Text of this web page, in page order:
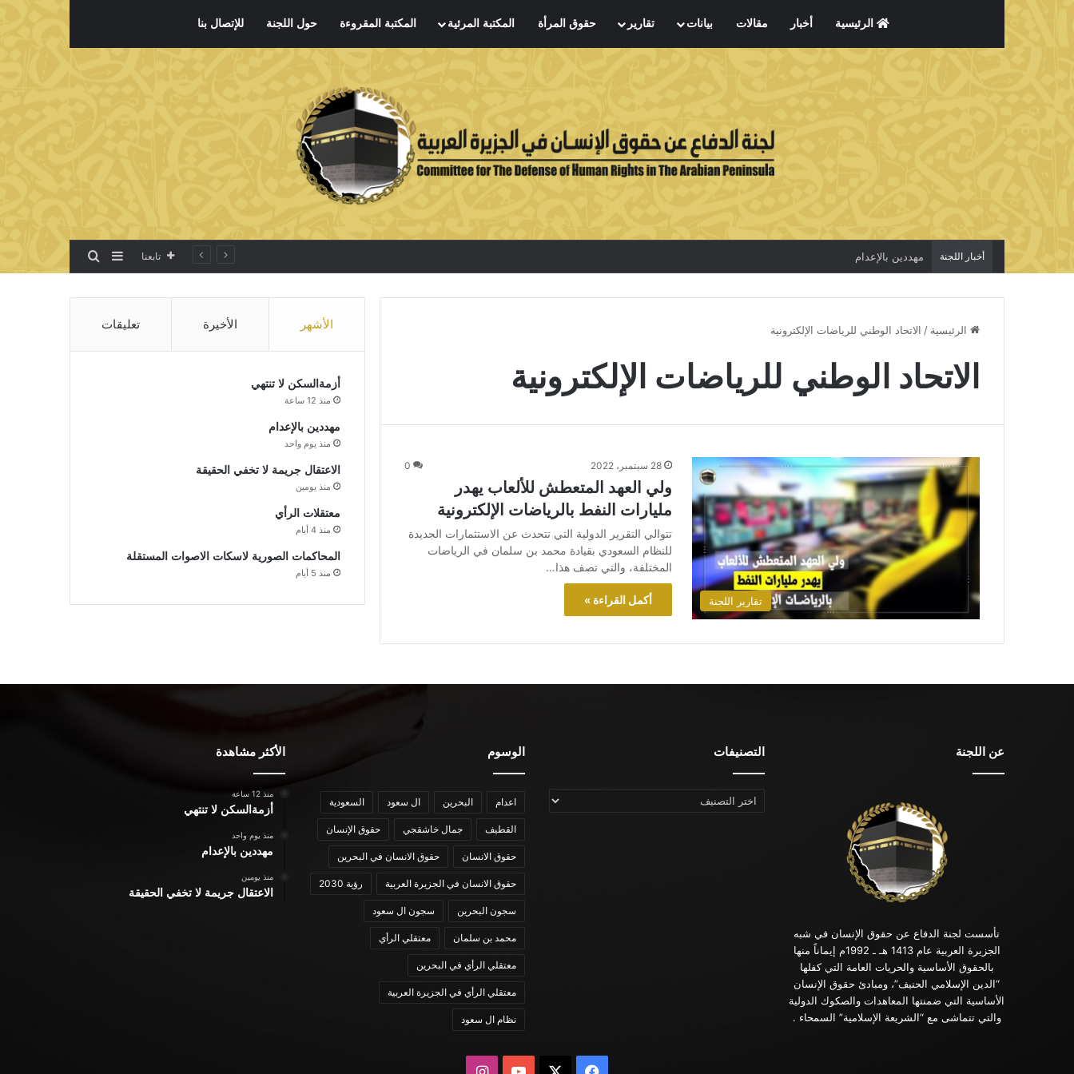
الرئيسية أخبار مقالات بيانات تقارير حقوق المرأة المكتبة المرئية المكتبة المقروءة حول اللجنة للإتصال بنا
أخبار اللجنة مهددين بالإعدام تابعنا إضافة عمود جانبي
بحث عن
الرئيسية / الاتحاد الوطني للرياضات الإلكترونية
الاتحاد الوطني للرياضات الإلكترونية
تقارير اللجنة
28 سبتمبر، 2022 0
ولي العهد المتعطش للألعاب يهدر
مليارات النفط بالرياضات الإلكترونية
تتوالي التقرير الدولية التي تتحدث عن الاستثمارات الجديدة
للنظام السعودي بقيادة محمد بن سلمان في الرياضات
المختلفة، والتي تصف هذا…
أكمل القراءة »
الأشهر الأخيرة تعليقات
أزمةالسكن لا تنتهي
منذ 12 ساعة
مهددين بالإعدام
منذ يوم واحد
الاعتقال جريمة لا تخفي الحقيقة
منذ يومين
معتقلات الرأي
منذ 4 أيام
المحاكمات الصورية لاسكات الاصوات المستقلة
منذ 5 أيام
عن اللجنة
تأسست لجنة الدفاع عن حقوق الإنسان في شبه
الجزيرة العربية عام 1413 هـ ـ 1992م إيماناً منها
بالحقوق الأساسية والحريات العامة التي كفلها
“الدين الإسلامي الحنيف”، ومبادئ حقوق الإنسان
الأساسية التي ضمنتها المعاهدات والصكوك الدولية
والتي تتماشى مع “الشريعة الإسلامية” السمحاء .
التصنيفات
التصنيفات
الوسوم
اعدام البحرين ال سعود السعودية
القطيف جمال خاشقجي حقوق الإنسان
حقوق الانسان حقوق الانسان في البحرين
حقوق الانسان في الجزيرة العربية رؤية 2030
سجون البحرين سجون ال سعود
محمد بن سلمان معتقلي الرأي
معتقلي الرأي في البحرين
معتقلي الرأي في الجزيرة العربية
نظام ال سعود
الأكثر مشاهدة
منذ 12 ساعة
أزمةالسكن لا تنتهي
منذ يوم واحد
مهددين بالإعدام
منذ يومين
الاعتقال جريمة لا تخفي الحقيقة
فيسبوك يوتيوبانستقرام